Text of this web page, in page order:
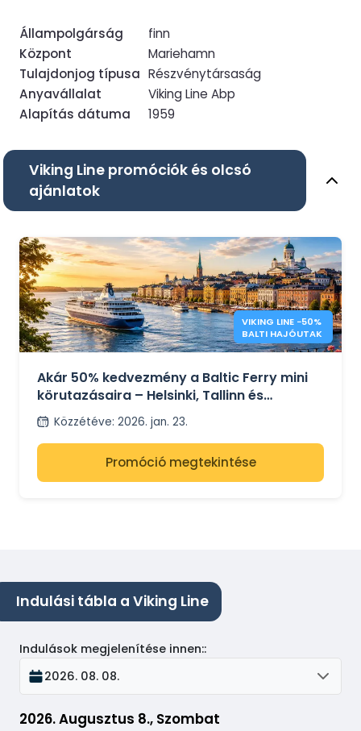
Állampolgárság
finn
Központ
Mariehamn
Tulajdonjog típusa Részvénytársaság
Anyavállalat
Viking Line Abp
Alapítás dátuma
1959
Viking Line promóciók és olcsó
ajánlatok
VIKING LINE −50%
BALTI HAJÓUTAK
Akár 50% kedvezmény a Baltic Ferry mini
körutazásaira – Helsinki, Tallinn és
Stockholm
Közzétéve: 2026. jan. 23.
Promóció megtekintése
Indulási tábla a Viking Line
2026. Augusztus 8., Szombat
Indulások megjelenítése innen::
2026. 08. 08.